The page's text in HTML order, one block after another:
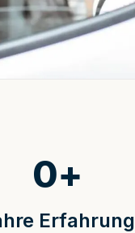
Erfahrung
0+